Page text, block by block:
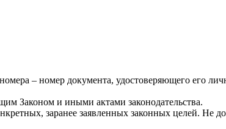
– номер документа, удостоверяющего его
Законом и иными актами законодательства.
заранее заявленных законных целей. Не